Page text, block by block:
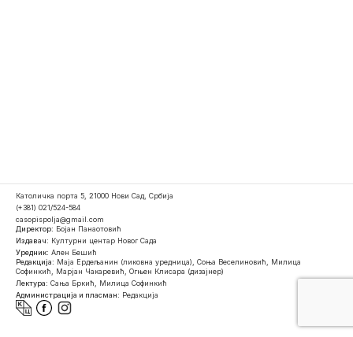
Католичка порта 5, 21000 Нови Сад, Србија
(+381) 021/524-584
casopispolja@gmail.com
Директор: Бојан Панаотовић
Издавач: Културни центар Новог Сада
Уредник: Ален Бешић
Редакција: Маја Ердељанин (ликовна уредница), Соња Веселиновић, Милица
Софинкић, Марјан Чакаревић, Огњен Клисара (дизајнер)
Лектура: Сања Бркић, Милица Софинкић
Администрација и пласман: Редакција